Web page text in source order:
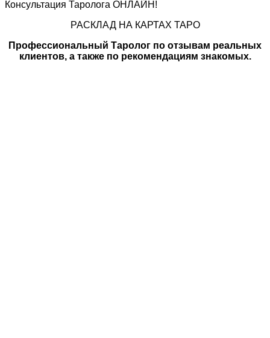
Консультация Таролога ОНЛАЙН!
РАСКЛАД НА КАРТАХ ТАРО
Профессиональный Таролог по отзывам реальных
клиентов, а также по рекомендациям знакомых.